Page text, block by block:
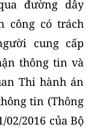
đường dây
công có trách
cung cấp
thông tin và
Thi hành án
tin (Thông
02/2016 của Bộ